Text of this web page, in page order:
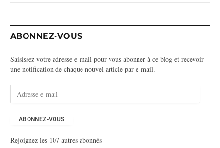
ABONNEZ-VOUS
Saisissez votre adresse e-mail pour vous abonner à ce blog et recevoir
une notification de chaque nouvel article par e-mail.
s
ABONNEZ-VOUS
Rejoignez les 107 autres abonnés